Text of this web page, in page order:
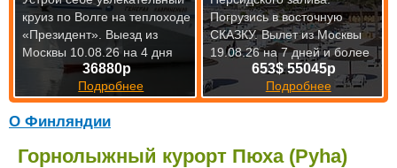
О Финляндии
Горнолыжный курорт Пюха (Pyha)
36880р
Подробнее
круиз по Волге на теплоходе
«Президент». Выезд из
Москвы 10.08.26 на 4 дня
653$ 55045р
Подробнее
Погрузись в восточную
СКАЗКУ.Вылет из Москвы
19.08.26 на 7 дней и более